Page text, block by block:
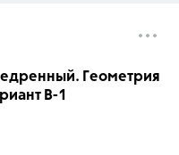
Геометрия
В-1